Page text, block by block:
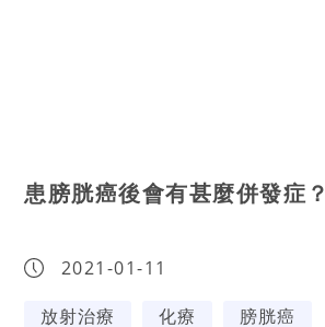
患膀胱癌後會有甚麼併發症？
2021-01-11
放射治療
化療 膀胱癌